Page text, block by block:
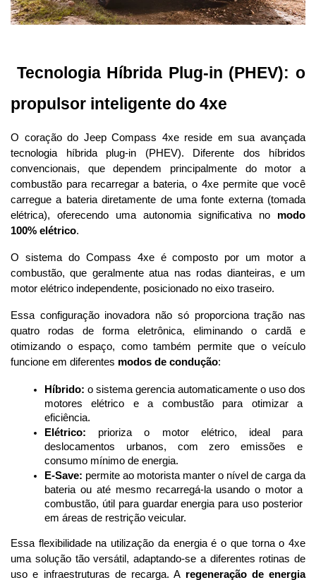
Tecnologia Híbrida Plug-in (PHEV): o
propulsor inteligente do 4xe
O coração do Jeep Compass 4xe reside em sua avançada
tecnologia híbrida plug-in (PHEV). Diferente dos híbridos
convencionais, que dependem principalmente do motor a
combustão para recarregar a bateria, o 4xe permite que você
carregue a bateria diretamente de uma fonte externa (tomada
elétrica), oferecendo uma autonomia significativa no modo
100% elétrico.
O sistema do Compass 4xe é composto por um motor a
combustão, que geralmente atua nas rodas dianteiras, e um
motor elétrico independente, posicionado no eixo traseiro.
Essa configuração inovadora não só proporciona tração nas
quatro rodas de forma eletrônica, eliminando o cardã e
otimizando o espaço, como também permite que o veículo
funcione em diferentes modos de condução:
Híbrido: o sistema gerencia automaticamente o uso dos
motores elétrico e a combustão para otimizar a
eficiência.
Elétrico: prioriza o motor elétrico, ideal para
deslocamentos urbanos, com zero emissões e
consumo mínimo de energia.
E-Save: permite ao motorista manter o nível de carga da
bateria ou até mesmo recarregá-la usando o motor a
combustão, útil para guardar energia para uso posterior
em áreas de restrição veicular.
Essa flexibilidade na utilização da energia é o que torna o 4xe
uma solução tão versátil, adaptando-se a diferentes rotinas de
uso e infraestruturas de recarga. A regeneração de energia